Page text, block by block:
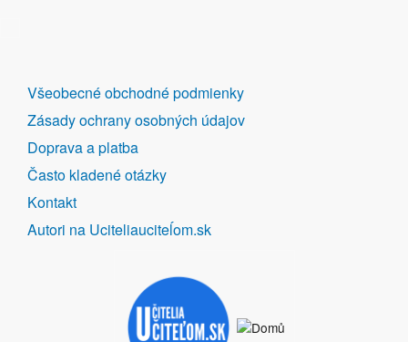
DALŠÍ
ODKAZY
Všeobecné obchodné podmienky
Zásady ochrany osobných údajov
Doprava a platba
Často kladené otázky
Kontakt
Autori na Uciteliauciteĺom.sk